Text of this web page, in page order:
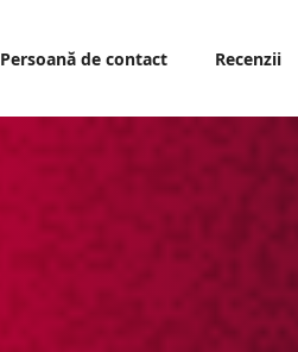
Persoană de contact Recenzii